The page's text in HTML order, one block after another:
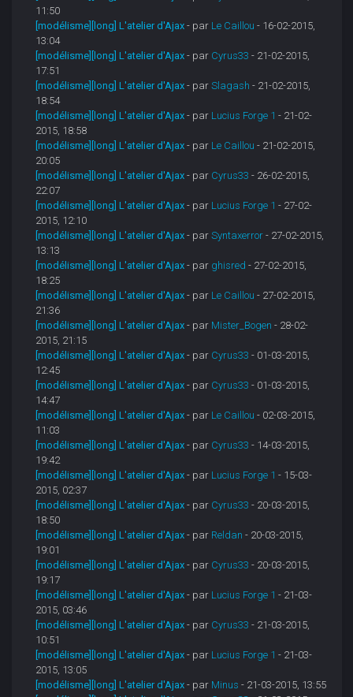
11:50
[modélisme][long] L'atelier d'Ajax - par Le Caillou - 16-02-2015,
13:04
[modélisme][long] L'atelier d'Ajax - par Cyrus33 - 21-02-2015,
17:51
[modélisme][long] L'atelier d'Ajax - parSlagash - 21-02-2015,
18:54
[modélisme][long] L'atelier d'Ajax - par Lucius Forge 1 - 21-02-
2015, 18:58
[modélisme][long] L'atelier d'Ajax - par Le Caillou - 21-02-2015,
20:05
[modélisme][long] L'atelier d'Ajax - par Cyrus33 - 26-02-2015,
22:07
[modélisme][long] L'atelier d'Ajax - par Lucius Forge 1 - 27-02-
2015, 12:10
[modélisme][long] L'atelier d'Ajax - parSyntaxerror - 27-02-2015,
13:13
[modélisme][long] L'atelier d'Ajax - par ghisred - 27-02-2015,
18:25
[modélisme][long] L'atelier d'Ajax - par Le Caillou - 27-02-2015,
21:36
[modélisme][long] L'atelier d'Ajax - par Mister_Bogen - 28-02-
2015, 21:15
[modélisme][long] L'atelier d'Ajax - par Cyrus33 - 01-03-2015,
12:45
[modélisme][long] L'atelier d'Ajax - par Cyrus33 - 01-03-2015,
14:47
[modélisme][long] L'atelier d'Ajax - par Le Caillou - 02-03-2015,
11:03
[modélisme][long] L'atelier d'Ajax - par Cyrus33 - 14-03-2015,
19:42
[modélisme][long] L'atelier d'Ajax - par Lucius Forge 1 - 15-03-
2015, 02:37
[modélisme][long] L'atelier d'Ajax - par Cyrus33 - 20-03-2015,
18:50
[modélisme][long] L'atelier d'Ajax - par Reldan - 20-03-2015,
19:01
[modélisme][long] L'atelier d'Ajax - par Cyrus33 - 20-03-2015,
19:17
[modélisme][long] L'atelier d'Ajax - par Lucius Forge 1 - 21-03-
2015, 03:46
[modélisme][long] L'atelier d'Ajax - par Cyrus33 - 21-03-2015,
10:51
[modélisme][long] L'atelier d'Ajax - par Lucius Forge 1 - 21-03-
2015, 13:05
[modélisme][long] L'atelier d'Ajax - par Minus - 21-03-2015, 13:55